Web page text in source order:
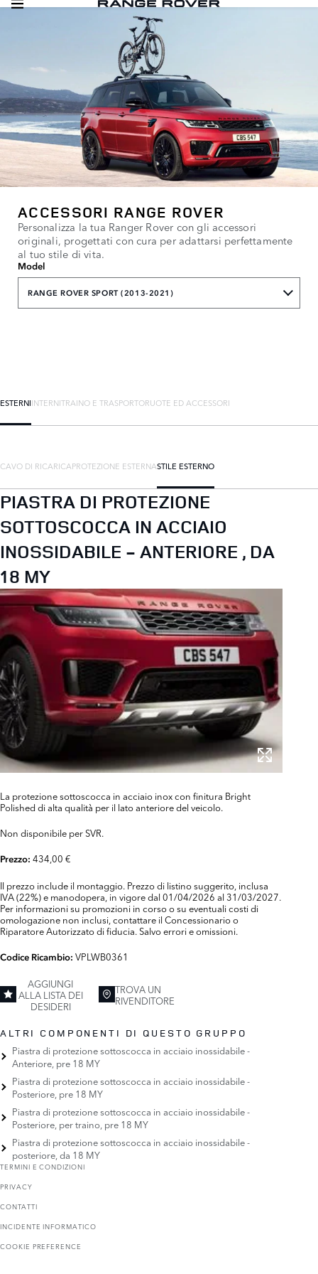
ACCESSORI RANGE ROVER
Personalizza la tua Ranger Rover con gli accessori
originali, progettati con cura per adattarsi perfettamente
al tuo stile di vita.
Model
RANGE ROVER SPORT (2013-2021)
ESTERNIINTERNITRAINO E TRASPORTORUOTE ED ACCESSORI
CAVO DI RICARICAPROTEZIONE ESTERNASTILE ESTERNO
PIASTRA DI PROTEZIONE
SOTTOSCOCCA IN ACCIAIO
INOSSIDABILE - ANTERIORE , DA
18 MY
La protezione sottoscocca in acciaio inox con finitura Bright
Polished di alta qualità per il lato anteriore del veicolo.
Non disponibile per SVR.
Prezzo: 434,00 €
Il prezzo include il montaggio. Prezzo di listino suggerito, inclusa
IVA (22%) e manodopera, in vigore dal 01/04/2026 al 31/03/2027.
Per informazioni su promozioni in corso o su eventuali costi di
omologazione non inclusi, contattare il Concessionario o
Riparatore Autorizzato di fiducia. Salvo errori e omissioni.
Codice Ricambio: VPLWB0361
AGGIUNGI
ALLA LISTA DEI
DESIDERI
TROVA UN
RIVENDITORE
ALTRI COMPONENTI DI QUESTO GRUPPO
Piastra di protezione sottoscocca in acciaio inossidabile -
Anteriore, pre 18 MY
Piastra di protezione sottoscocca in acciaio inossidabile -
Posteriore, pre 18 MY
Piastra di protezione sottoscocca in acciaio inossidabile -
Posteriore, per traino, pre 18 MY
Piastra di protezione sottoscocca in acciaio inossidabile -
posteriore, da 18 MY
TERMINI E CONDIZIONI
PRIVACY
CONTATTI
INCIDENTE INFORMATICO
COOKIE PREFERENCE